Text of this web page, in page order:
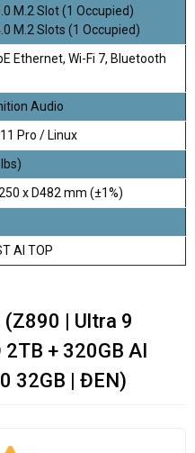
M.2 Slot (1 Occupied)
M.2 Slots (1 Occupied)
Ethernet, Wi-Fi 7, Bluetooth
Audio
Pro / Linux
x D482 mm (±1%)
AI TOP
(Z890 | Ultra 9
+ 320GB AI
32GB | ĐEN)